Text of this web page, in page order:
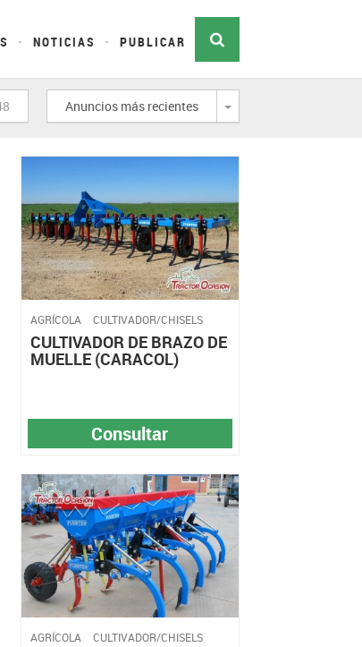
NOTICIAS PUBLICAR
Anuncios más recientes Desplegar
AGRÍCOLA CULTIVADOR/CHISELS
CULTIVADOR DE BRAZO DE
MUELLE (CARACOL)
Consultar
AGRÍCOLA CULTIVADOR/CHISELS